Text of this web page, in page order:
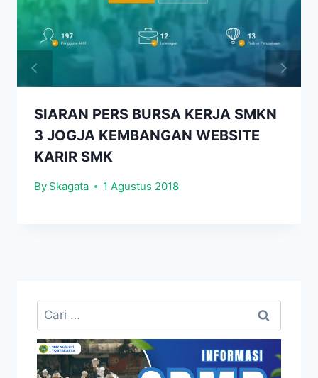
SIARAN PERS BURSA KERJA SMKN
3 JOGJA KEMBANGAN WEBSITE
KARIR SMK
By Skagata 1 Agustus 2018
Cari
untuk: